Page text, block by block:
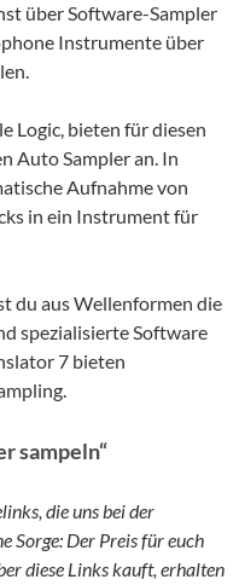
über Software-Sampler
Instrumente über
Logic, bieten für diesen
Auto Sampler an. In
Aufnahme von
in ein Instrument für
du aus Wellenformen die
spezialisierte Software
7 bieten
sampeln“
die uns bei der
Sorge: Der Preis für euch
diese Links kauft, erhalten